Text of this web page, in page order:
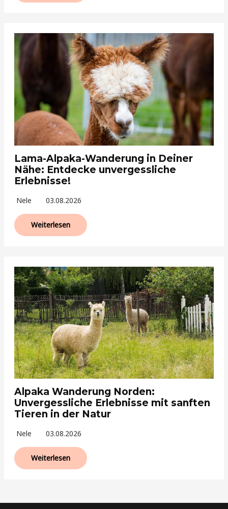
Lama-Alpaka-Wanderung in Deiner
Nähe: Entdecke unvergessliche
Erlebnisse!
Nele 03.08.2026
Weiterlesen
Alpaka Wanderung Norden:
Unvergessliche Erlebnisse mit sanften
Tieren in der Natur
Nele 03.08.2026
Weiterlesen